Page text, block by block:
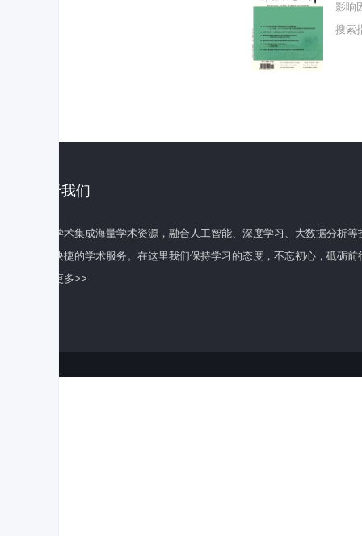
影响
搜索
关于我们
百度学术集成海量学术资源，融合人工智能、深度学习、大数据分析
全面快捷的学术服务。在这里我们保持学习的态度，不忘初心，砥砺前
了解更多>>